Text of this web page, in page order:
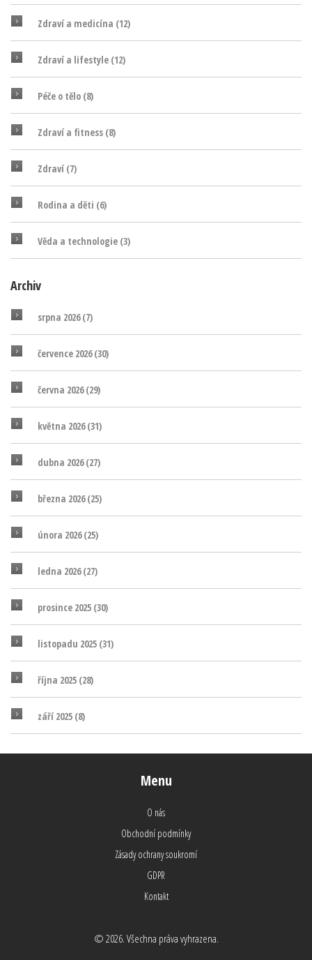
Zdraví a medicína (12)
Zdraví a lifestyle (12)
Péče o tělo (8)
Zdraví a fitness (8)
Zdraví (7)
Rodina a děti (6)
Věda a technologie (3)
Archiv
srpna 2026(7)
července 2026(30)
června 2026(29)
května 2026(31)
dubna 2026(27)
března 2026(25)
února 2026(25)
ledna 2026(27)
prosince 2025 (30)
listopadu 2025 (31)
října 2025 (28)
září 2025 (8)
Menu
O nás
Obchodní podmínky
Zásady ochrany soukromí
GDPR
Kontakt
© 2026. Všechna práva vyhrazena.